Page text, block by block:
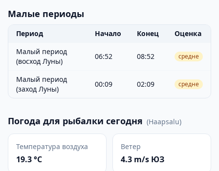
Малые периоды
Период Начало Конец
Оценка
Малый период
(восход Луны)
06:52 08:52 средне
Малый период
(заход Луны)
00:09 02:09 средне
Погода для рыбалки сегодня (Haapsalu)
Температура воздуха
19.3 °C
Ветер
4.3 m/s ЮЗ